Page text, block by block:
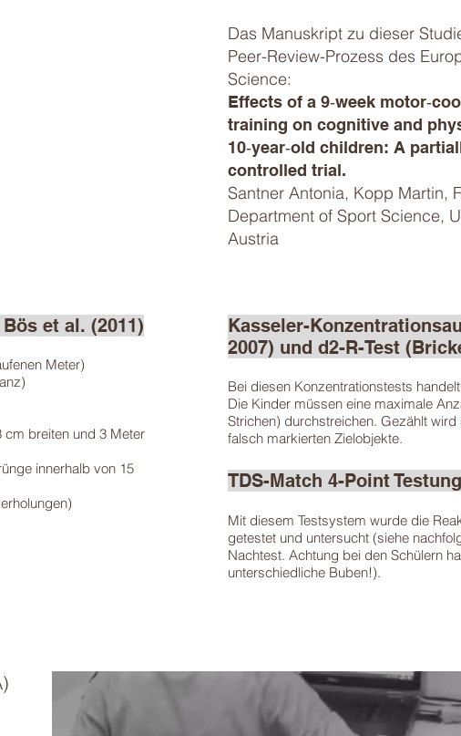
Das Manuskript zu dieser
Peer-Review-Prozess des
Science:
Effects of a 9‑week
training on cognitive and
10‑year‑old children: A
controlled trial.
Santner Antonia, Kopp Martin,
Department of Sport Science,
Austria
et al. (2011)
Meter)
cm breiten und 3 Meter
innerhalb von 15
Kasseler-
2007) und d2-R-Test
Bei diesen Konzentrationstests
Die Kinder müssen eine maximale
Strichen) durchstreichen. Gezählt
falsch markierten Zielobjekte.
TDS-Match 4-Point
Mit diesem Testsystem wurde die
getestet und untersucht (siehe
Nachtest. Achtung bei den Schülern
unterschiedliche Buben!).